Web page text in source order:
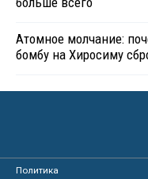
Атомное молчание:
бомбу на Хиросиму
Политика